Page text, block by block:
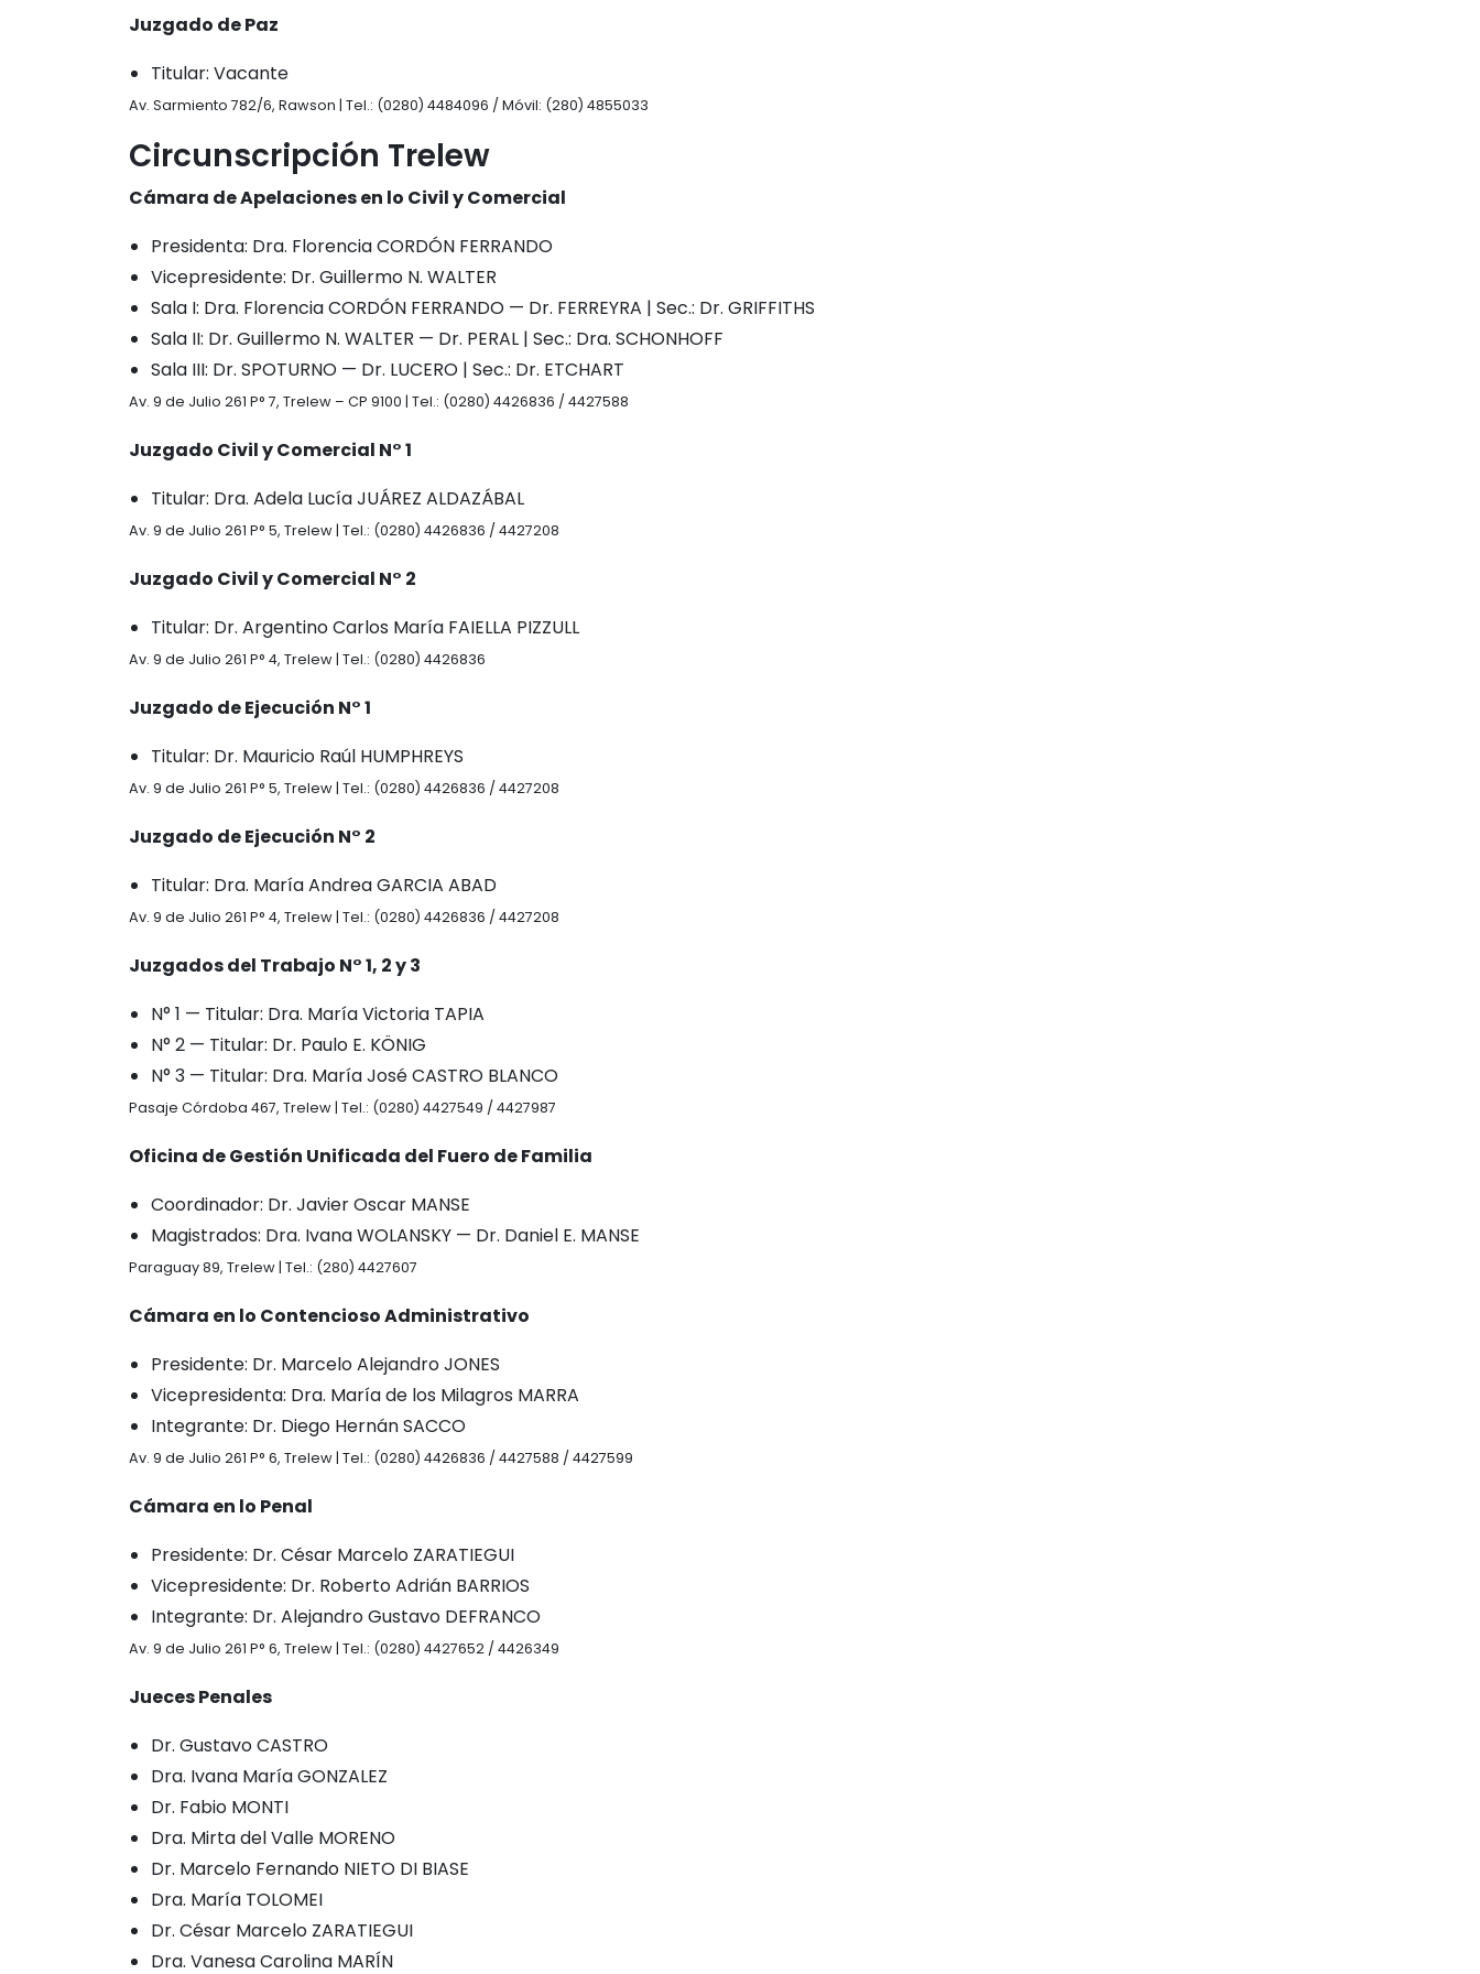
Juzgado de Paz
Titular: Vacante
Av. Sarmiento 782/6, Rawson | Tel.: (0280) 4484096 / Móvil: (280) 4855033
Circunscripción Trelew
Cámara de Apelaciones en lo Civil y Comercial
Presidenta: Dra. Florencia CORDÓN FERRANDO
Vicepresidente: Dr. Guillermo N. WALTER
Sala I: Dra. Florencia CORDÓN FERRANDO — Dr. FERREYRA | Sec.: Dr. GRIFFITHS
Sala II: Dr. Guillermo N. WALTER — Dr. PERAL | Sec.: Dra. SCHONHOFF
Sala III: Dr. SPOTURNO — Dr. LUCERO | Sec.: Dr. ETCHART
Av. 9 de Julio 261 P° 7, Trelew – CP 9100 | Tel.: (0280) 4426836 / 4427588
Juzgado Civil y Comercial N° 1
Titular: Dra. Adela Lucía JUÁREZ ALDAZÁBAL
Av. 9 de Julio 261 P° 5, Trelew | Tel.: (0280) 4426836 / 4427208
Juzgado Civil y Comercial N° 2
Titular: Dr. Argentino Carlos María FAIELLA PIZZULL
Av. 9 de Julio 261 P° 4, Trelew | Tel.: (0280) 4426836
Juzgado de Ejecución N° 1
Titular: Dr. Mauricio Raúl HUMPHREYS
Av. 9 de Julio 261 P° 5, Trelew | Tel.: (0280) 4426836 / 4427208
Juzgado de Ejecución N° 2
Titular: Dra. María Andrea GARCIA ABAD
Av. 9 de Julio 261 P° 4, Trelew | Tel.: (0280) 4426836 / 4427208
Juzgados del Trabajo N° 1, 2 y 3
N° 1 — Titular: Dra. María Victoria TAPIA
N° 2 — Titular: Dr. Paulo E. KÖNIG
N° 3 — Titular: Dra. María José CASTRO BLANCO
Pasaje Córdoba 467, Trelew | Tel.: (0280) 4427549 / 4427987
Oficina de Gestión Unificada del Fuero de Familia
Coordinador: Dr. Javier Oscar MANSE
Magistrados: Dra. Ivana WOLANSKY — Dr. Daniel E. MANSE
Paraguay 89, Trelew | Tel.: (280) 4427607
Cámara en lo Contencioso Administrativo
Presidente: Dr. Marcelo Alejandro JONES
Vicepresidenta: Dra. María de los Milagros MARRA
Integrante: Dr. Diego Hernán SACCO
Av. 9 de Julio 261 P° 6, Trelew | Tel.: (0280) 4426836 / 4427588 / 4427599
Cámara en lo Penal
Presidente: Dr. César Marcelo ZARATIEGUI
Vicepresidente: Dr. Roberto Adrián BARRIOS
Integrante: Dr. Alejandro Gustavo DEFRANCO
Av. 9 de Julio 261 P° 6, Trelew | Tel.: (0280) 4427652 / 4426349
Jueces Penales
Dr. Gustavo CASTRO
Dra. Ivana María GONZALEZ
Dr. Fabio MONTI
Dra. Mirta del Valle MORENO
Dr. Marcelo Fernando NIETO DI BIASE
Dra. María TOLOMEI
Dr. César Marcelo ZARATIEGUI
Dra. Vanesa Carolina MARÍN